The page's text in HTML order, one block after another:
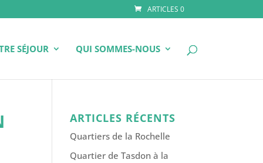
ARTICLES 0
SÉJOUR QUI SOMMES-NOUS
ARTICLES RÉCENTS
Quartiers de la Rochelle
Quartier de Tasdon à la